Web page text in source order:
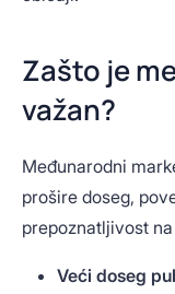
Zašto je
važan?
Međunarodni
prošire doseg,
prepoznatljivost
Veći doseg